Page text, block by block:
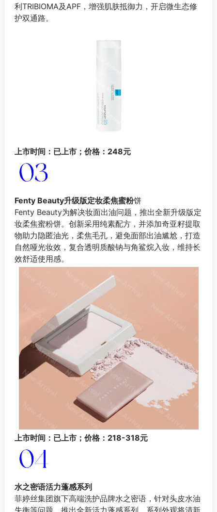
利TRIBIOMA及APF，增强肌肤抵御力，开启微生态修
护双通路。
上市时间：已上市；价格：248元
Fenty Beauty升级版定妆柔焦蜜粉饼
Fenty Beauty为解决妆面出油问题，推出全新升级版定
妆柔焦蜜粉饼。创新采用纯素配方，并添加奇亚籽提取
物助力隐匿油光，柔焦毛孔，避免面部出油尴尬，打造
自然哑光妆效，复合透明质酸钠与角鲨烷入妆，维持长
效舒适使用感。
上市时间：已上市；价格：218-318元
水之密语活力蓬感系列
菲婷丝集团旗下高端洗护品牌水之密语，针对头皮水油